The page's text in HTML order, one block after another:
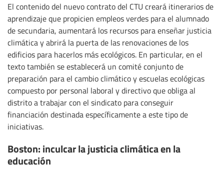
El contenido del nuevo contrato del CTU creará itinerarios de
aprendizaje que propicien empleos verdes para el alumnado
de secundaria, aumentará los recursos para enseñar justicia
climática y abrirá la puerta de las renovaciones de los
edificios para hacerlos más ecológicos. En particular, en el
texto también se establecerá un comité conjunto de
preparación para el cambio climático y escuelas ecológicas
compuesto por personal laboral y directivo que obliga al
distrito a trabajar con el sindicato para conseguir
financiación destinada específicamente a este tipo de
iniciativas.
Boston: inculcar la justicia climática en la
educación